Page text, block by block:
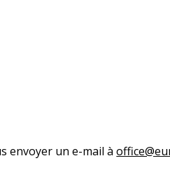
envoyer un e-mail à